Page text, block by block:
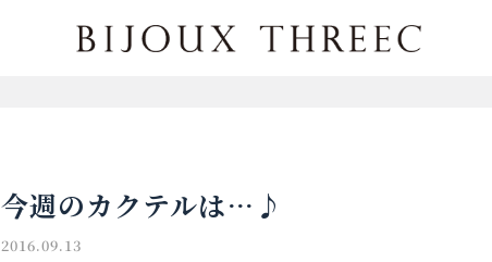
今週のカクテルは…♪
2016.09.13